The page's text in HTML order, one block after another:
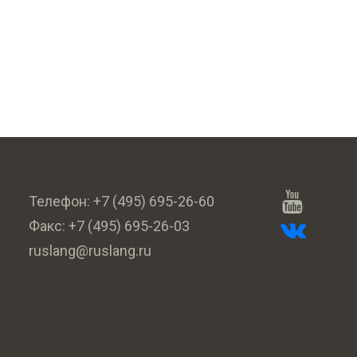
Телефон: +7 (495) 695-26-60
Факс: +7 (495) 695-26-03
ruslang@ruslang.ru